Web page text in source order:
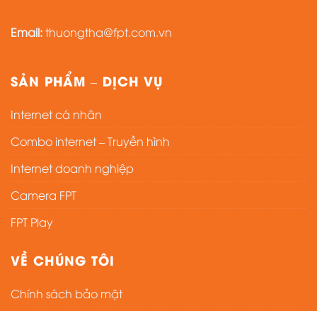
Email:thuongtha@fpt.com.vn
SẢN PHẨM – DỊCH VỤ
Internet cá nhân
Combo internet – Truyền hình
Internet doanh nghiệp
Camera FPT
FPT Play
VỀ CHÚNG TÔI
Chính sách bảo mật